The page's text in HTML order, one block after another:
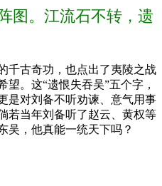
图。江流石不转，遗
千古奇功，也点出了夷陵之战
。这“遗恨失吞吴”五个字，
是对刘备不听劝谏、意气用事
若当年刘备听了赵云、黄权等
吴，他真能一统天下吗？